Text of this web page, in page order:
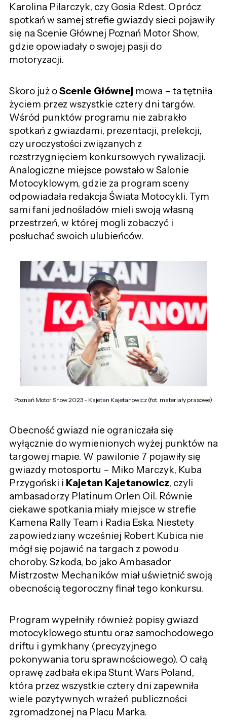
Karolina Pilarczyk, czy Gosia Rdest. Oprócz
spotkań w samej strefie gwiazdy sieci pojawiły
się na Scenie Głównej Poznań Motor Show,
gdzie opowiadały o swojej pasji do
motoryzacji.
Skoro już oScenie Głównej mowa – ta tętniła
życiem przez wszystkie cztery dni targów.
Wśród punktów programu nie zabrakło
spotkań z gwiazdami, prezentacji, prelekcji,
czy uroczystości związanych z
rozstrzygnięciem konkursowych rywalizacji.
Analogiczne miejsce powstało w Salonie
Motocyklowym, gdzie za program sceny
odpowiadała redakcja Świata Motocykli. Tym
sami fani jednośladów mieli swoją własną
przestrzeń, w której mogli zobaczyć i
posłuchać swoich ulubieńców.
Poznań Motor Show 2023 - Kajetan Kajetanowicz (fot. materiały prasowe)
Obecność gwiazd nie ograniczała się
wyłącznie do wymienionych wyżej punktów na
targowej mapie. W pawilonie 7 pojawiły się
gwiazdy motosportu – Miko Marczyk, Kuba
Przygoński i Kajetan Kajetanowicz, czyli
ambasadorzy Platinum Orlen Oil. Równie
ciekawe spotkania miały miejsce w strefie
Kamena Rally Team i Radia Eska. Niestety
zapowiedziany wcześniej Robert Kubica nie
mógł się pojawić na targach z powodu
choroby. Szkoda, bo jako Ambasador
Mistrzostw Mechaników miał uświetnić swoją
obecnością tegoroczny finał tego konkursu.
Program wypełniły również popisy gwiazd
motocyklowego stuntu oraz samochodowego
driftu i gymkhany (precyzyjnego
pokonywania toru sprawnościowego). O całą
oprawę zadbała ekipa Stunt Wars Poland,
która przez wszystkie cztery dni zapewniła
wiele pozytywnych wrażeń publiczności
zgromadzonej na Placu Marka.